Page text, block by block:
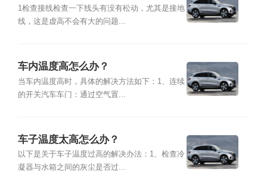
1检查接线检查一下线头有没有松动，尤其是接地
线，这是虚高不会有大的问题...
车内温度高怎么办？
当车内温度高时，具体的解决方法如下：1、连续
的开关汽车车门：通过空气置...
车子温度太高怎么办？
以下是关于车子温度过高的解决办法：1、检查冷
凝器与水箱之间的灰尘是否过...